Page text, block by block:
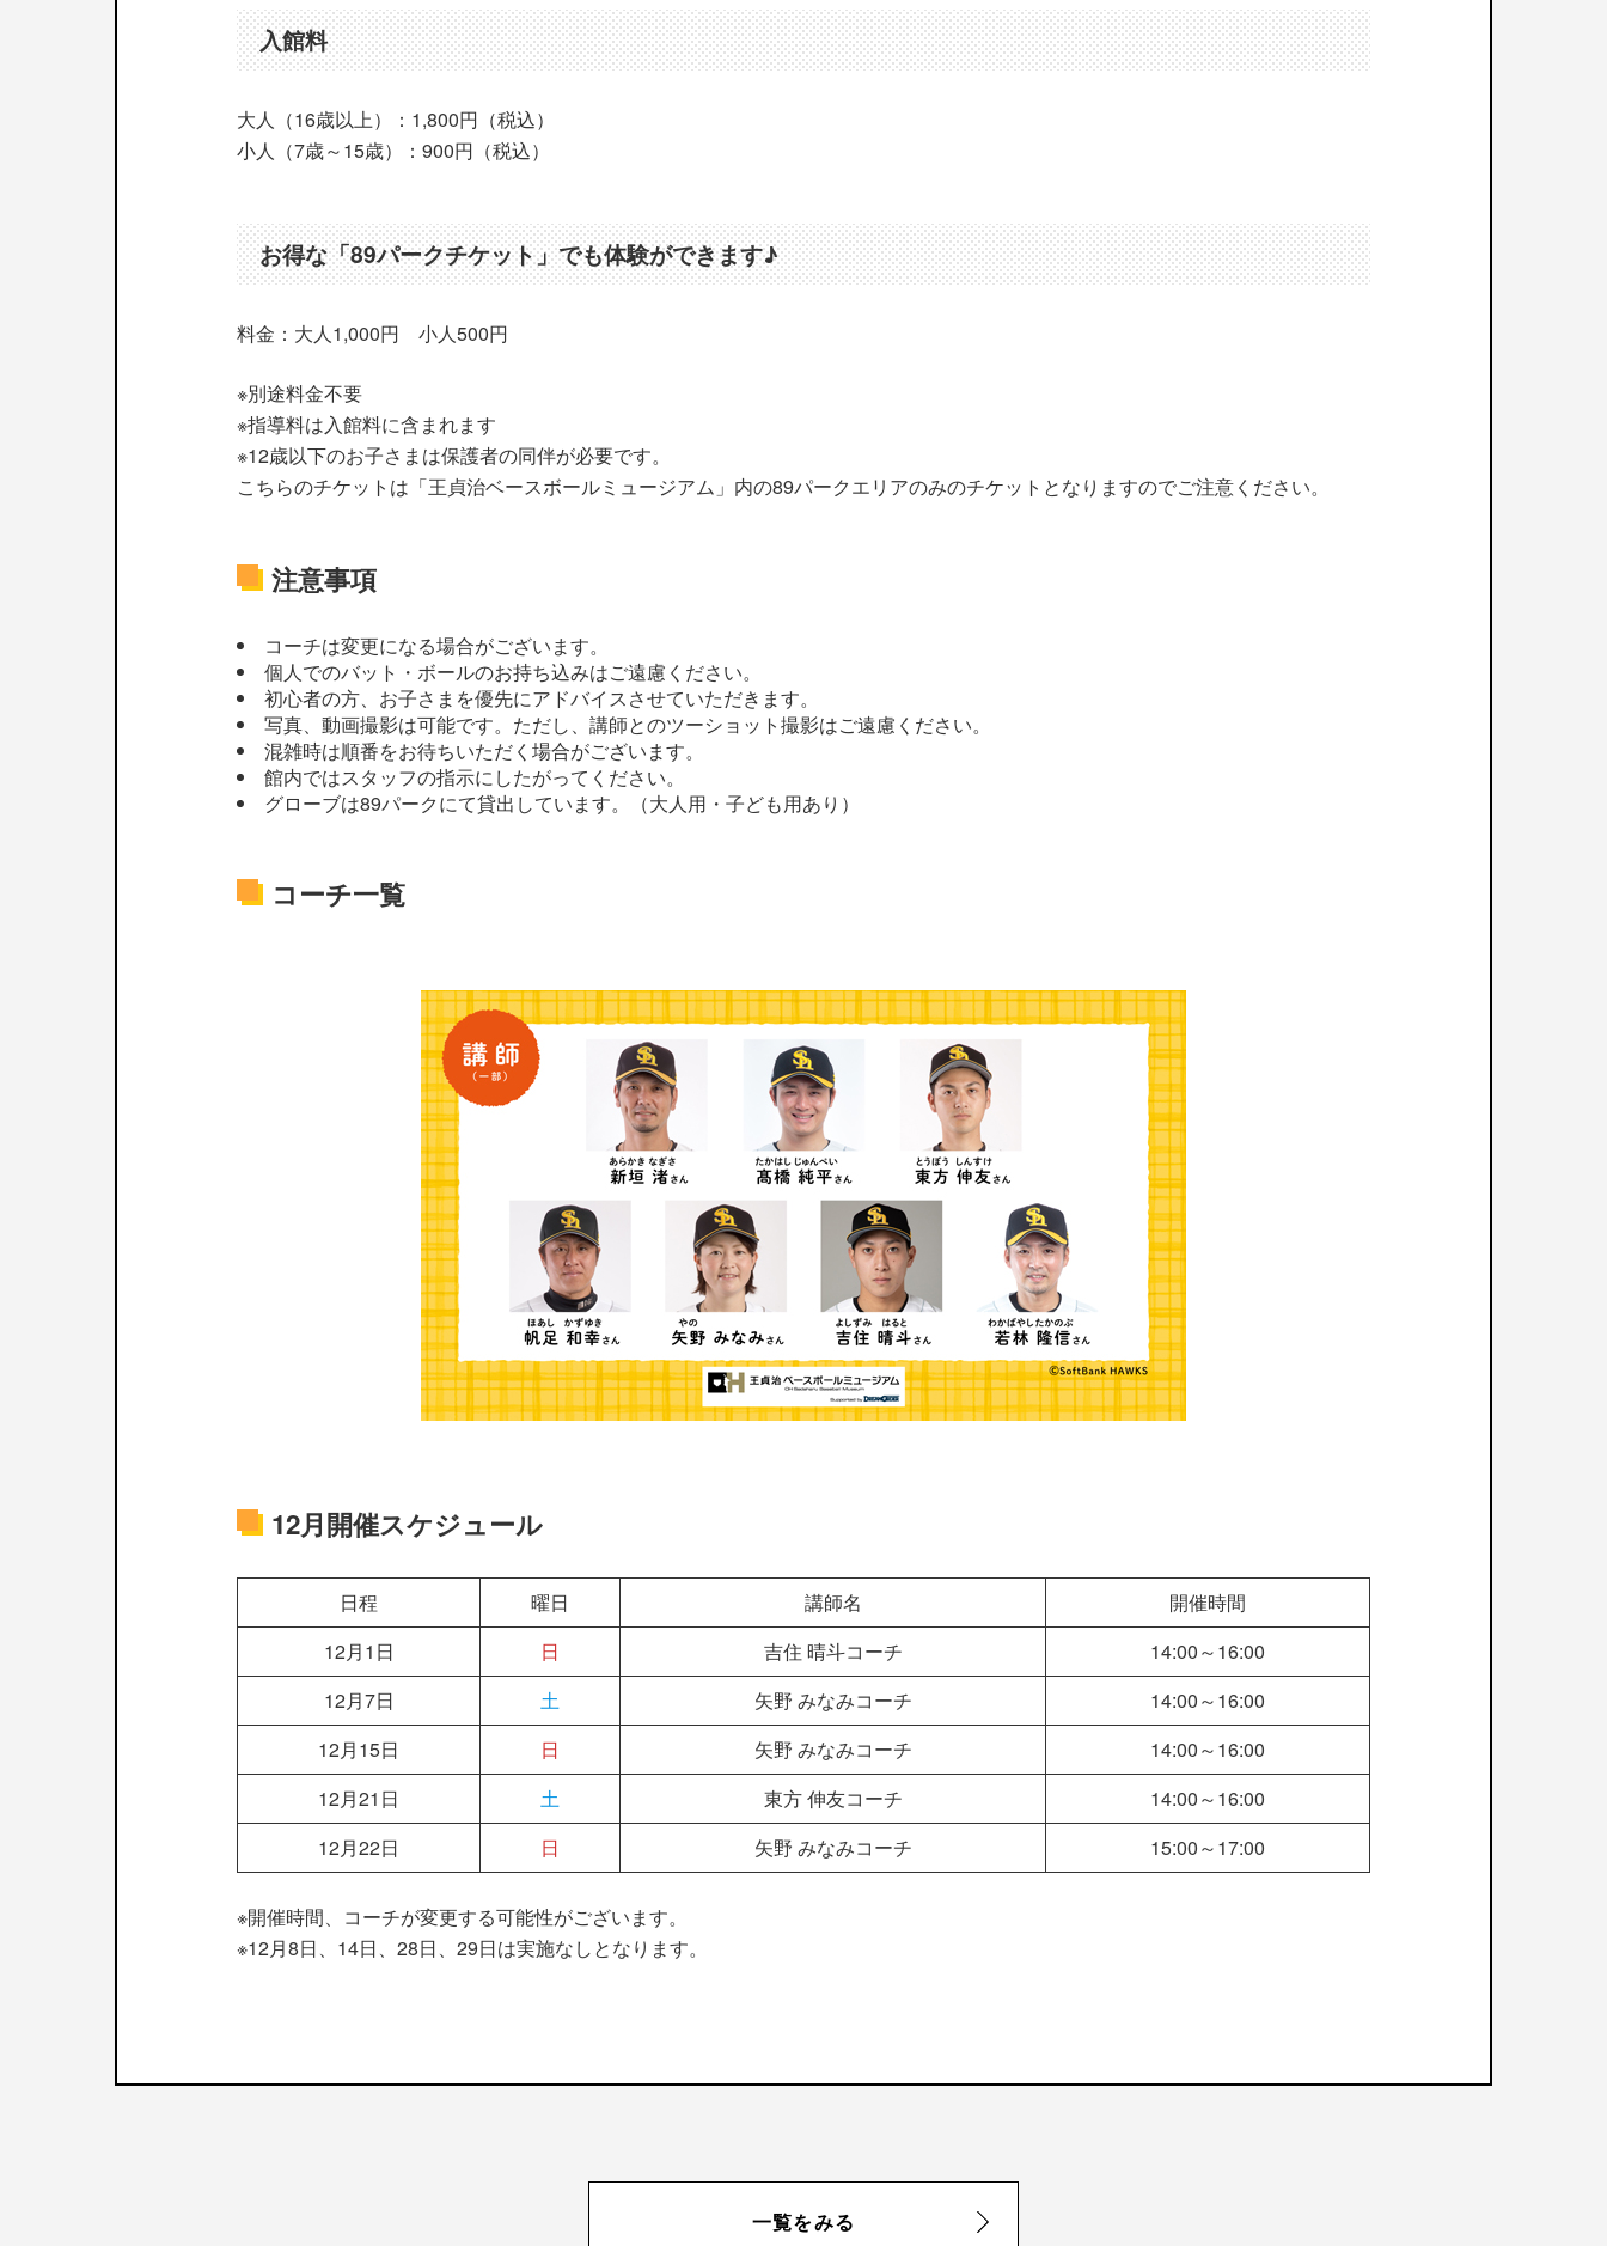
入館料
大人（16歳以上）：1,800円（税込）
小人（7歳～15歳）：900円（税込）
お得な「89パークチケット」でも体験ができます♪
料金：大人1,000円 小人500円
※別途料金不要
※指導料は入館料に含まれます
※12歳以下のお子さまは保護者の同伴が必要です。
こちらのチケットは「王貞治ベースボールミュージアム」内の89パークエリアのみのチケットとなりますのでご注意ください。
注意事項
コーチは変更になる場合がございます。
個人でのバット・ボールのお持ち込みはご遠慮ください。
初心者の方、お子さまを優先にアドバイスさせていただきます。
写真、動画撮影は可能です。ただし、講師とのツーショット撮影はご遠慮ください。
混雑時は順番をお待ちいただく場合がございます。
館内ではスタッフの指示にしたがってください。
グローブは89パークにて貸出しています。（大人用・子ども用あり）
コーチ一覧
12月開催スケジュール
日程 曜日 講師名
開催時間
12月1日
日 吉住 晴斗コーチ
14:00～16:00
12月7日
土 矢野 みなみコーチ
14:00～16:00
12月15日
日 矢野 みなみコーチ
14:00～16:00
12月21日
土 東方 伸友コーチ
14:00～16:00
12月22日
日 矢野 みなみコーチ 15:00～17:00
※開催時間、コーチが変更する可能性がございます。
※12月8日、14日、28日、29日は実施なしとなります。
一覧をみる